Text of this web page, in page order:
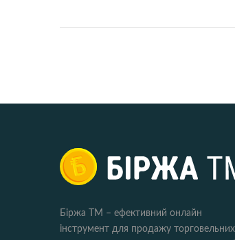
Біржа ТМ – ефективний онлайн
інструмент для продажу торговельних